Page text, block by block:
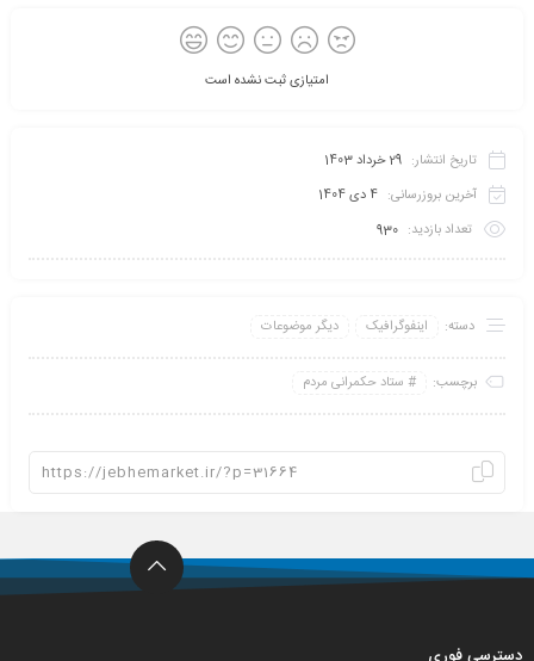
امتیازی ثبت نشده است
تاریخ انتشار: 29 خرداد 1403
آخرین بروزرسانی: 4 دی 1404
تعداد بازدید: 930
دسته: اینفو‌گرافیک دیگر موضوعات
برچسب: ستاد حکمرانی مردم